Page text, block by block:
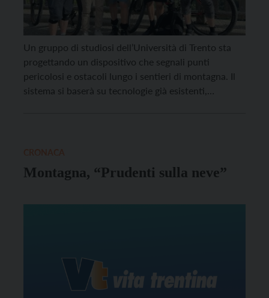
Un gruppo di studiosi dell’Università di Trento sta
progettando un dispositivo che segnali punti
pericolosi e ostacoli lungo i sentieri di montagna. Il
sistema si baserà su tecnologie già esistenti,
Montagna, “Prudenti sulla neve”